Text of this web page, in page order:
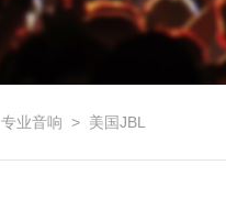
专业音响 美国JBL